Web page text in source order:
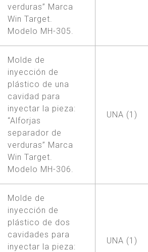
verduras” Marca
Win Target.
Modelo MH-305.
Molde de
inyección de
plástico de una
cavidad para
inyectar la pieza:
“Alforjas
separador de
verduras” Marca
Win Target.
Modelo MH-306.
UNA (1)
Molde de
inyección de
plástico de dos
cavidades para
inyectar la pieza:
UNA (1)